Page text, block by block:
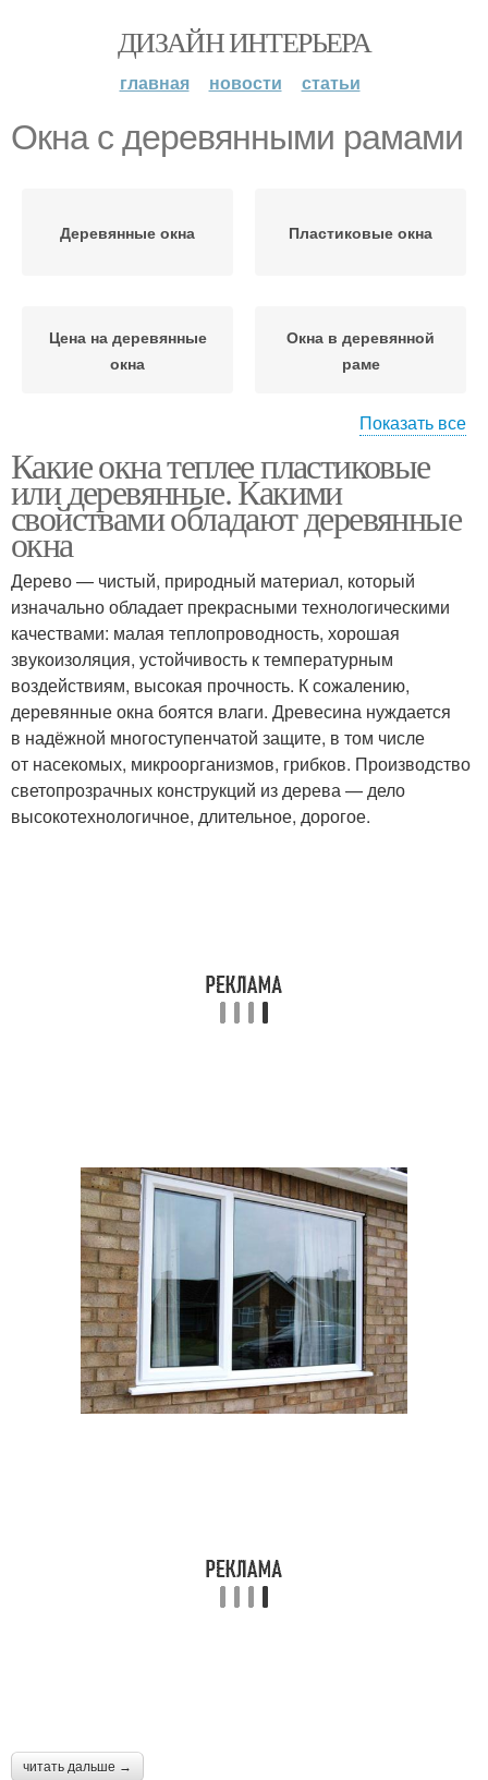
ДИЗАЙН ИНТЕРЬЕРА
главная новости статьи
Окна с деревянными рамами
Деревянные окна Пластиковые окна
Цена на деревянные
окна
Окна в деревянной
раме
Деревянные евро Окна со стеклопакетом
Показать все
Какие окна теплее пластиковые
или деревянные. Какими
свойствами обладают деревянные
окна
Дерево — чистый, природный материал, который
изначально обладает прекрасными технологическими
качествами: малая теплопроводность, хорошая
звукоизоляция, устойчивость к температурным
воздействиям, высокая прочность. К сожалению,
деревянные окна боятся влаги. Древесина нуждается
в надёжной многоступенчатой защите, в том числе
от насекомых, микроорганизмов, грибков. Производство
светопрозрачных конструкций из дерева — дело
высокотехнологичное, длительное, дорогое.
читать дальше →